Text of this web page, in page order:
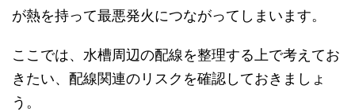
が熱を持って最悪発火につながってしまいます。
ここでは、水槽周辺の配線を整理する上で考えてお
きたい、配線関連のリスクを確認しておきましょ
う。